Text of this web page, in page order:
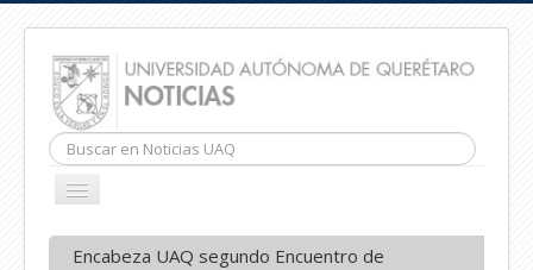
Buscar...
CAMBIAR
INICIO
Encabeza UAQ segundo Encuentro de